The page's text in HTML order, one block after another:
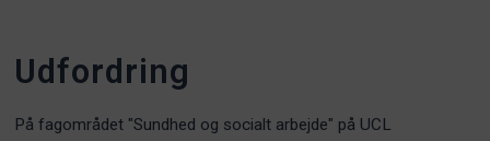
Udfordring
På fagområdet "Sundhed og socialt arbejde" på UCL